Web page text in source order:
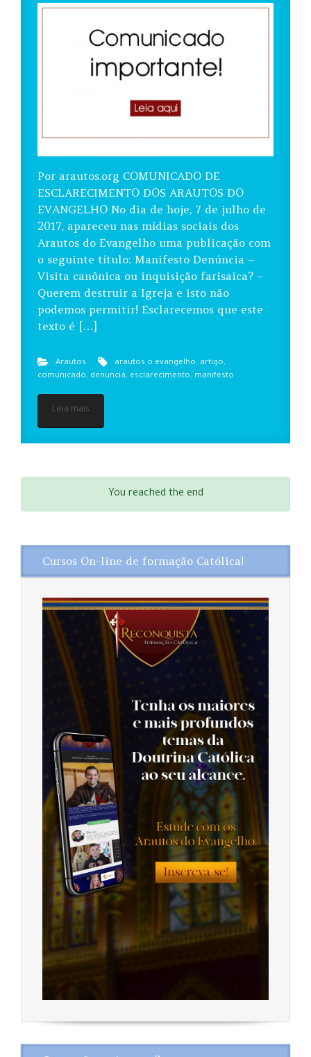
Por arautos.org COMUNICADO DE
ESCLARECIMENTO DOS ARAUTOS DO
EVANGELHO No dia de hoje, 7 de julho de
2017, apareceu nas mídias sociais dos
Arautos do Evangelho uma publicação com
o seguinte título: Manifesto Denúncia –
Visita canônica ou inquisição farisaica? –
Querem destruir a Igreja e isto não
podemos permitir! Esclarecemos que este
texto é […]
Arautos arautos o evangelho, artigo,
comunicado, denuncia, esclarecimento, manifesto
Leia mais
You reached the end
Cursos On-line de formação Católica!